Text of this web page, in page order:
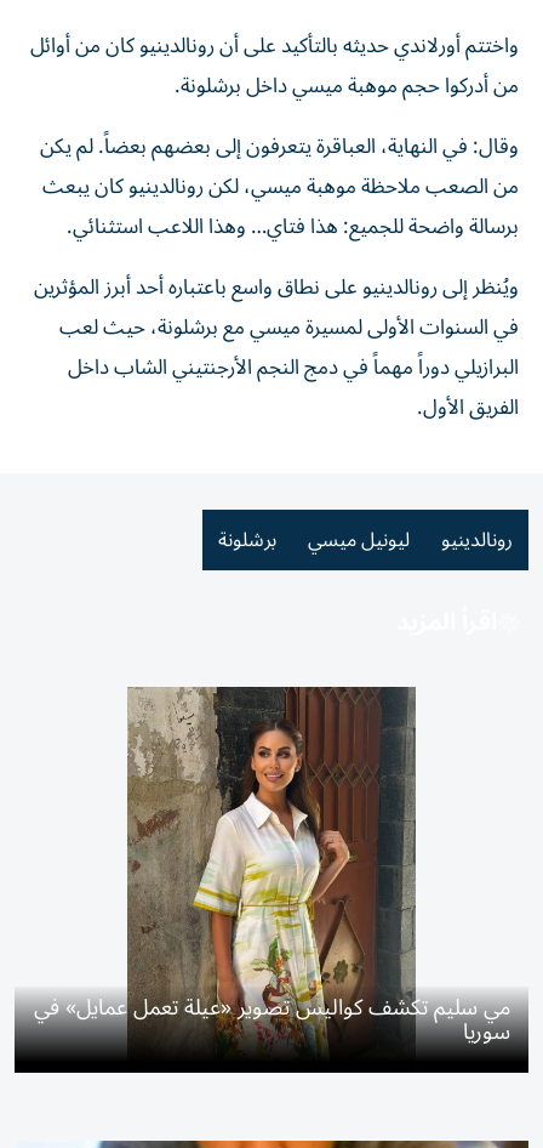
واختتم أورلاندي حديثه بالتأكيد على أن رونالدينيو كان من أوائل
من أدركوا حجم موهبة ميسي داخل برشلونة.
وقال: في النهاية، العباقرة يتعرفون إلى بعضهم بعضاً. لم يكن
من الصعب ملاحظة موهبة ميسي، لكن رونالدينيو كان يبعث
برسالة واضحة للجميع: هذا فتاي… وهذا اللاعب استثنائي.
ويُنظر إلى رونالدينيو على نطاق واسع باعتباره أحد أبرز المؤثرين
في السنوات الأولى لمسيرة ميسي مع برشلونة، حيث لعب
البرازيلي دوراً مهماً في دمج النجم الأرجنتيني الشاب داخل
الفريق الأول.
رونالدينيو ليونيل ميسي برشلونة
مي سليم تكشف كواليس تصوير «عيلة تعمل عمايل» في
سوريا